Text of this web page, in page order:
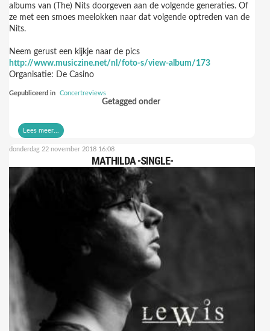
albums van (The) Nits doorgeven aan de volgende generaties. Of
ze met een smoes meelokken naar dat volgende optreden van de
Nits.
Neem gerust een kijkje naar de pics
http://www.musiczine.net/nl/foto-s/view-album/173
Organisatie: De Casino
Gepubliceerd in Concertreviews
Getagged onder
Lees meer...
donderdag 22 november 2018 16:08
MATHILDA -SINGLE-